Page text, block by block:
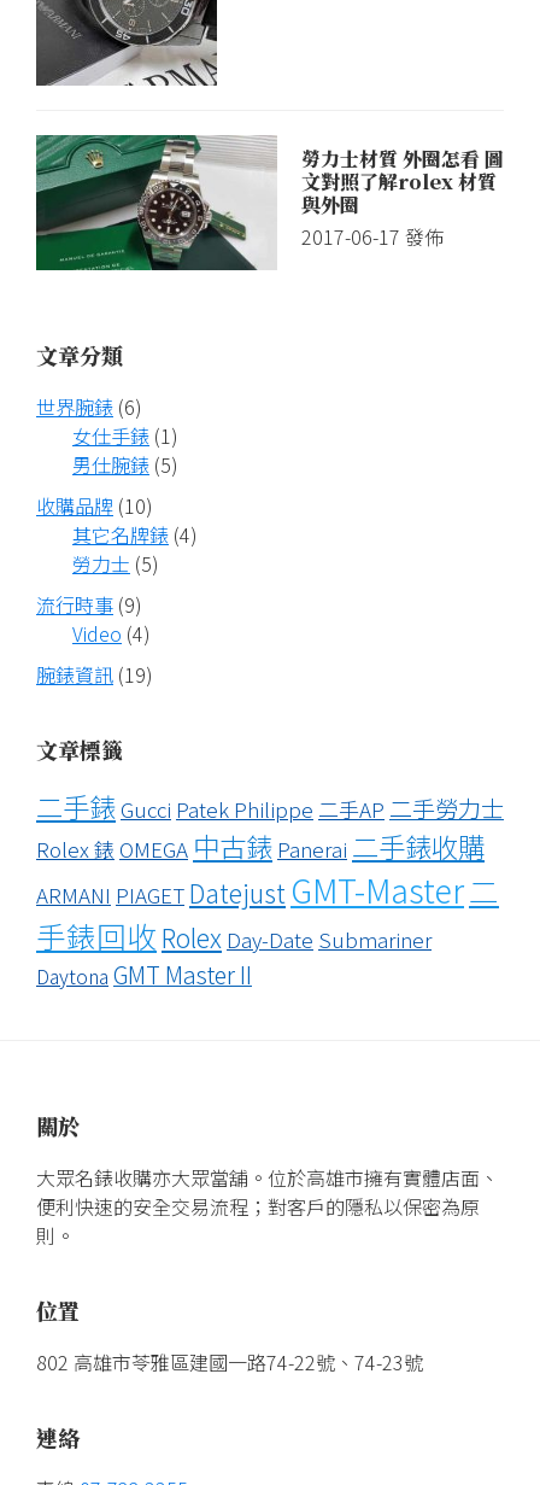
勞力士材質 外圈怎看 圖
文對照了解rolex 材質
與外圈
2017-06-17 發佈
文章分類
世界腕錶 (6)
女仕手錶 (1)
男仕腕錶 (5)
收購品牌 (10)
其它名牌錶 (4)
勞力士 (5)
流行時事 (9)
Video (4)
腕錶資訊 (19)
文章標籤
二手錶 Gucci Patek Philippe 二手AP 二手勞力士
Rolex 錶 OMEGA 中古錶 Panerai 二手錶收購
ARMANI PIAGET DatejustGMT-Master二
手錶回收Rolex Day-Date Submariner
Daytona GMT Master II
關於
大眾名錶收購亦大眾當舖。位於高雄市擁有實體店面、
便利快速的安全交易流程；對客戶的隱私以保密為原
則。
位置
802 高雄市苓雅區建國一路74-22號、74-23號
連絡